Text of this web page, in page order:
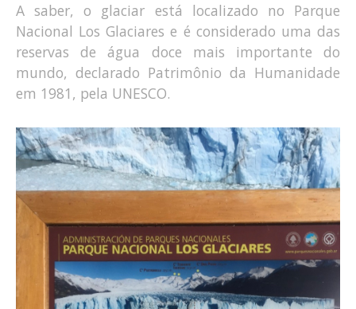
A saber, o glaciar está localizado no Parque
Nacional Los Glaciares e é considerado uma das
reservas de água doce mais importante do
mundo, declarado Patrimônio da Humanidade
em 1981, pela UNESCO.